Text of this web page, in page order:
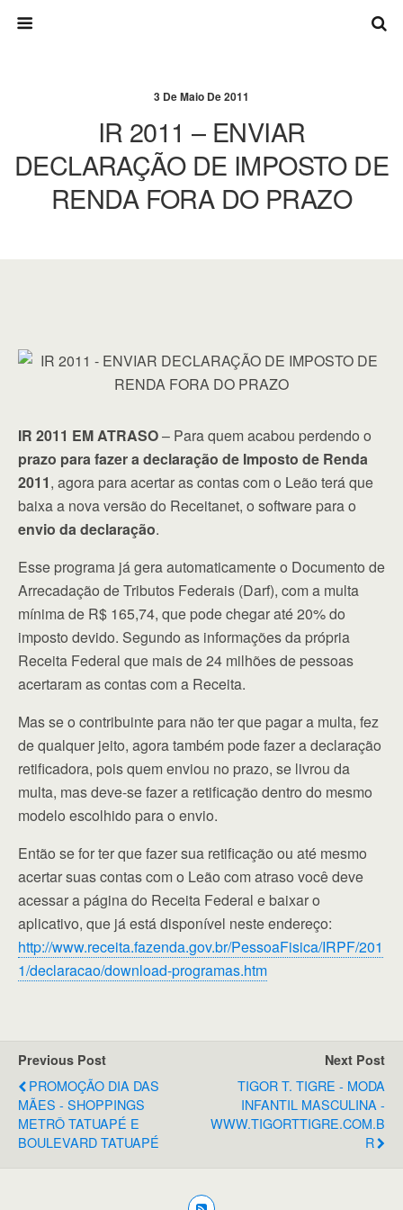
3 De Maio De 2011
IR 2011 – ENVIAR
DECLARAÇÃO DE IMPOSTO DE
RENDA FORA DO PRAZO
IR 2011 EM ATRASO– Para quem acabou perdendo o
prazo para fazer a declaração de Imposto de Renda
2011, agora para acertar as contas com o Leão terá que
baixa a nova versão do Receitanet, o software para o
envio da declaração.
Esse programa já gera automaticamente o Documento de
Arrecadação de Tributos Federais (Darf), com a multa
mínima de R$ 165,74, que pode chegar até 20% do
imposto devido. Segundo as informações da própria
Receita Federal que mais de 24 milhões de pessoas
acertaram as contas com a Receita.
Mas se o contribuinte para não ter que pagar a multa, fez
de qualquer jeito, agora também pode fazer a declaração
retificadora, pois quem enviou no prazo, se livrou da
multa, mas deve-se fazer a retificação dentro do mesmo
modelo escolhido para o envio.
Então se for ter que fazer sua retificação ou até mesmo
acertar suas contas com o Leão com atraso você deve
acessar a página do Receita Federal e baixar o
aplicativo, que já está disponível neste endereço:
http://www.receita.fazenda.gov.br/PessoaFisica/IRPF/201
1/declaracao/download-programas.htm
Previous Post
PROMOÇÃO DIA DAS
MÃES - SHOPPINGS
METRÔ TATUAPÉ E
BOULEVARD TATUAPÉ
Next Post
TIGOR T. TIGRE - MODA
INFANTIL MASCULINA -
WWW.TIGORTTIGRE.COM.B
R